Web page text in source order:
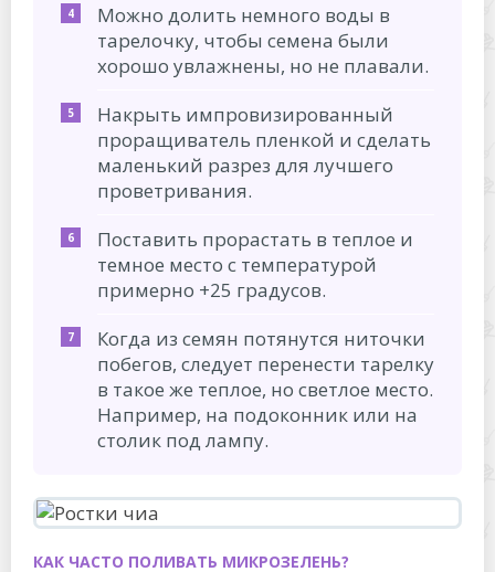
Можно долить немного воды в
тарелочку, чтобы семена были
хорошо увлажнены, но не плавали.
Накрыть импровизированный
проращиватель пленкой и сделать
маленький разрез для лучшего
проветривания.
Поставить прорастать в теплое и
темное место с температурой
примерно +25 градусов.
Когда из семян потянутся ниточки
побегов, следует перенести тарелку
в такое же теплое, но светлое место.
Например, на подоконник или на
столик под лампу.
КАК ЧАСТО ПОЛИВАТЬ МИКРОЗЕЛЕНЬ?